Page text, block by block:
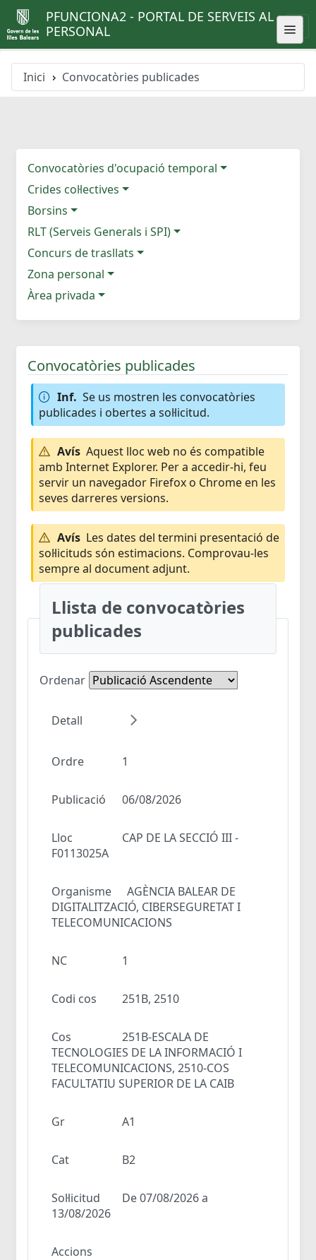
PFUNCIONA2 - PORTAL DE SERVEIS AL
PERSONAL
Inici Convocatòries publicades
Convocatòries d'ocupació temporal
Crides col·lectives
Borsins
RLT (Serveis Generals i SPI)
Concurs de trasllats
Zona personal
Àrea privada
Convocatòries publicades
Inf. Se us mostren les convocatòries
publicades i obertes a sol·licitud.
Avís Aquest lloc web no és compatible
amb Internet Explorer. Per a accedir-hi, feu
servir un navegador Firefox o Chrome en les
seves darreres versions.
Avís Les dates del termini presentació de
sol·licituds són estimacions. Comprovau-les
sempre al document adjunt.
Llista de convocatòries
publicades
Ordenar
Detall
Ordre 1
Publicació 06/08/2026
Lloc
CAP DE LA SECCIÓ III -
F0113025A
Organisme
AGÈNCIA BALEAR DE
DIGITALITZACIÓ, CIBERSEGURETAT I
TELECOMUNICACIONS
NC 1
Codi cos 251B, 2510
Cos
251B-ESCALA DE
TECNOLOGIES DE LA INFORMACIÓ I
TELECOMUNICACIONS, 2510-COS
FACULTATIU SUPERIOR DE LA CAIB
Gr A1
Cat B2
Sol·licitud
De 07/08/2026 a
13/08/2026
Accions